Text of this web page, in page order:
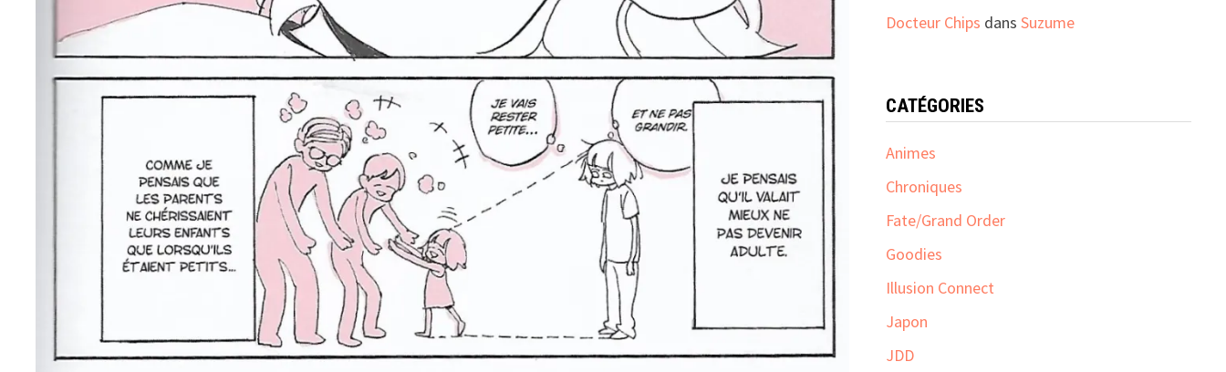
Docteur Chips dans Suzume
CATÉGORIES
Animes
Chroniques
Fate/Grand Order
Goodies
Illusion Connect
Japon
JDD